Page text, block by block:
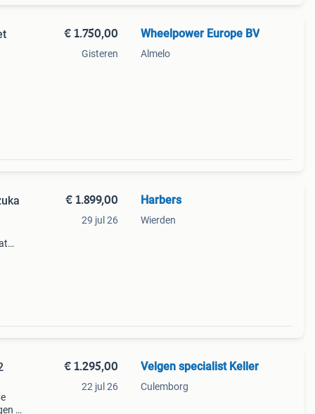
€ 1.750,00
Gisteren
Wheelpower Europe BV
Almelo
€ 1.899,00
29 jul 26
Harbers
Wierden
1
€ 1.295,00
22 jul 26
Velgen specialist Keller
Culemborg